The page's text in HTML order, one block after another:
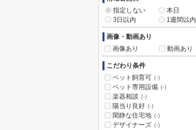
指定しない
本日
3日以内
1週間以内
画像・動画あり
画像あり
動画あり
こだわり条件
ペット飼育可 (-)
ペット専用設備 (-)
楽器相談 (-)
陽当り良好 (-)
閑静な住宅地 (-)
デザイナーズ (-)